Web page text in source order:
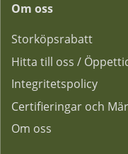
Om oss
Storköpsrabatt
Hitta till oss /
Integritetspolicy
Certifieringar och
Om oss